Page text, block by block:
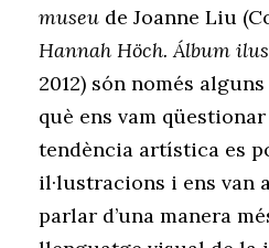
museu de Joanne Liu
Hannah Höch. Álbum
2012) són només
què ens vam
tendència artística es
il·lustracions i ens van
parlar d’una manera